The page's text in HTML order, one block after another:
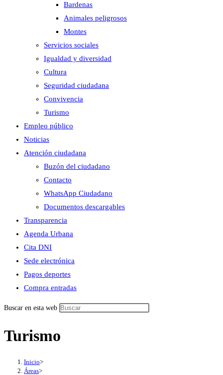
Bardenas
Animales peligrosos
Montes
Servicios sociales
Igualdad y diversidad
Cultura
Seguridad ciudadana
Convivencia
Turismo
Empleo público
Noticias
Atención ciudadana
Buzón del ciudadano
Contacto
WhatsApp Ciudadano
Documentos descargables
Transparencia
Agenda Urbana
Cita DNI
Sede electrónica
Pagos deportes
Compra entradas
Buscar en esta web
Turismo
Inicio>
Áreas>